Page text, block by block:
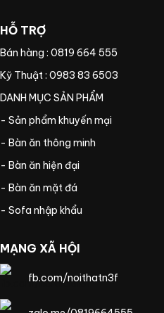
HỖ TRỢ
Bán hàng : 0819 664 555
Kỹ Thuật : 0983 83 6503
DANH MỤC SẢN PHẨM
- Sản phẩm khuyến mại
- Bàn ăn thông minh
- Bàn ăn hiện đại
- Bàn ăn mặt đá
- Sofa nhập khẩu
MẠNG XÃ HỘI
fb.com/noithatn3f